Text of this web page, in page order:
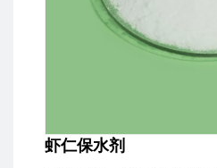
虾仁保水剂